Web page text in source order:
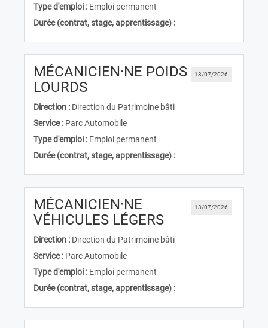
Type d'emploi : Emploi permanent
Durée (contrat, stage, apprentissage) :
13/07/2026
MÉCANICIEN·NE POIDS
LOURDS(Nouvelle fenêtre)
Direction : Direction du Patrimoine bâti
Service : Parc Automobile
Type d'emploi : Emploi permanent
Durée (contrat, stage, apprentissage) :
13/07/2026
MÉCANICIEN·NE
VÉHICULES LÉGERS(Nouvelle
Direction : Direction du Patrimoine bâti
Service : Parc Automobile
Type d'emploi : Emploi permanent
Durée (contrat, stage, apprentissage) :